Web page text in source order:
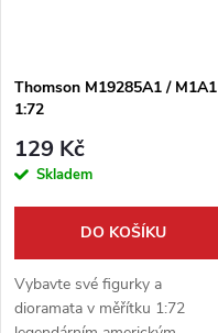
Thomson M19285A1 / M1A1
1:72
129 Kč
Skladem
DO KOŠÍKU
Vybavte své figurky a
dioramata v měřítku 1:72